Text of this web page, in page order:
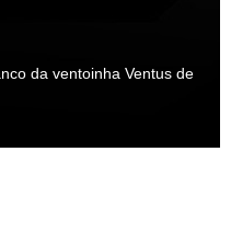
da ventoinha Ventus de